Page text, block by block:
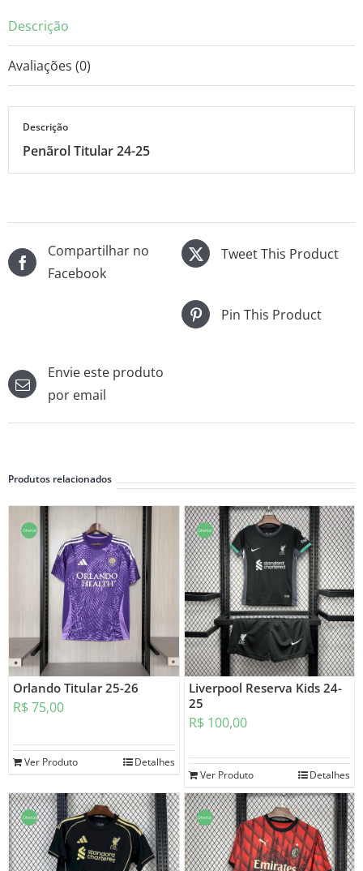
Descrição
Avaliações (0)
Descrição
Penãrol Titular 24-25
Compartilhar no
Facebook
Tweet This Product
Pin This Product
Envie este produto
por email
Produtos relacionados
Oferta!
Orlando Titular 25-26
R$ 75,00
Ver Produto Detalhes
Oferta!
Liverpool Reserva Kids 24-
25
R$ 100,00
Ver Produto Detalhes
Oferta! Oferta!